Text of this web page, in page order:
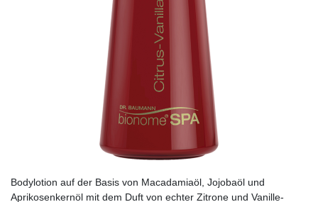
Bodylotion auf der Basis von Macadamiaöl, Jojobaöl und
Aprikosenkernöl mit dem Duft von echter Zitrone und Vanille-